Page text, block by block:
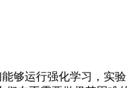
够运行强化学习，实验